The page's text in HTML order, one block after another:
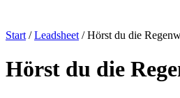
Start /Leadsheet / Hörst du die
Hörst du die